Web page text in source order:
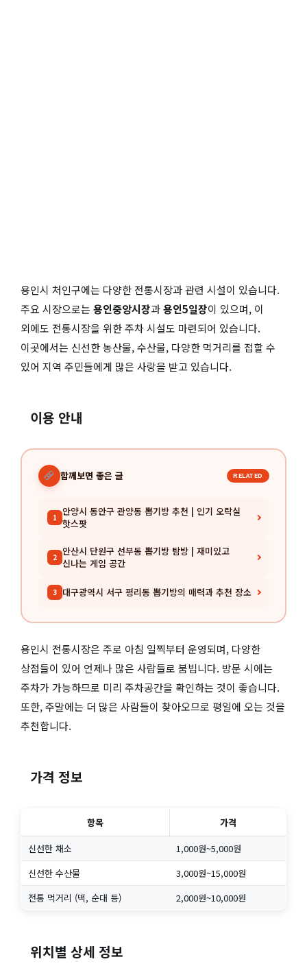
용인시 처인구에는 다양한 전통시장과 관련 시설이 있습니다.
주요 시장으로는 용인중앙시장과용인5일장이 있으며, 이
외에도 전통시장을 위한 주차 시설도 마련되어 있습니다.
이곳에서는 신선한 농산물, 수산물, 다양한 먹거리를 접할 수
있어 지역 주민들에게 많은 사랑을 받고 있습니다.
이용 안내
함께보면 좋은 글 RELATED
1 안양시 동안구 관양동 뽑기방 추천 | 인기 오락실
핫스팟
2 안산시 단원구 선부동 뽑기방 탐방 | 재미있고
신나는 게임 공간
3 대구광역시 서구 평리동 뽑기방의 매력과 추천 장소
용인시 전통시장은 주로 아침 일찍부터 운영되며, 다양한
상점들이 있어 언제나 많은 사람들로 붐빕니다. 방문 시에는
주차가 가능하므로 미리 주차공간을 확인하는 것이 좋습니다.
또한, 주말에는 더 많은 사람들이 찾아오므로 평일에 오는 것을
추천합니다.
가격 정보
항목
가격
신선한 채소
1,000원~5,000원
신선한 수산물
3,000원~15,000원
전통 먹거리 (떡, 순대 등)
2,000원~10,000원
위치별 상세 정보